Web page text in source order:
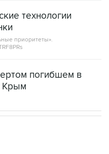
технологии
приоритеты».
погибшем в
Крым